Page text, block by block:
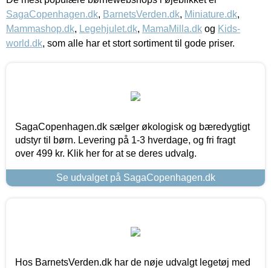
SagaCopenhagen.dk, BarnetsVerden.dk, Miniature.dk,
Mammashop.dk, Legehjulet.dk, MamaMilla.dk og Kids-
world.dk, som alle har et stort sortiment til gode priser.
SagaCopenhagen.dk sælger økologisk og bæredygtigt
udstyr til børn. Levering på 1-3 hverdage, og fri fragt
over 499 kr. Klik her for at se deres udvalg.
Se udvalget på SagaCopenhagen.dk
Hos BarnetsVerden.dk har de nøje udvalgt legetøj med